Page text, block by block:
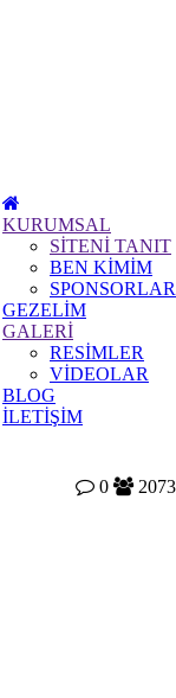
KURUMSAL
SİTENİ TANIT
BEN KİMİM
SPONSORLAR
GEZELİM
GALERİ
RESİMLER
VİDEOLAR
BLOG
İLETİŞİM
0
2073